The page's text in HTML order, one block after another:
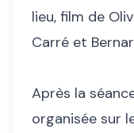
lieu, film de
Carré et
Après la
organisée sur